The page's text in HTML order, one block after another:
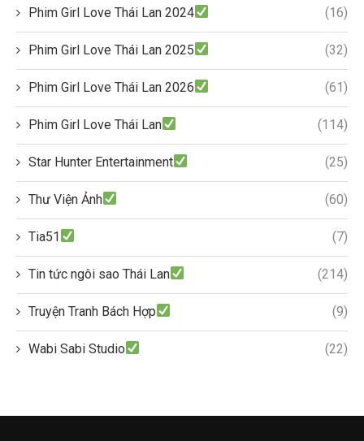
Phim Girl Love Thái Lan 2024 (16)
Phim Girl Love Thái Lan 2025 (32)
Phim Girl Love Thái Lan 2026 (61)
Phim Girl Love Thái Lan (114)
Star Hunter Entertainment (25)
Thư Viện Ảnh (60)
Tia51 (7)
Tin tức ngôi sao Thái Lan (214)
Truyện Tranh Bách Hợp (9)
Wabi Sabi Studio (22)